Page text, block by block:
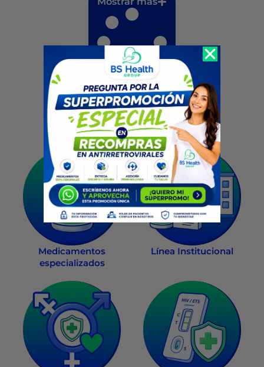
Filtrar por categorías
Medicamentos
especializados
Línea Institucional
Recompra